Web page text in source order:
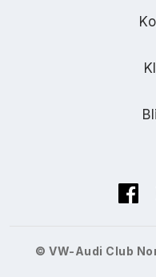
© VW-Audi Club